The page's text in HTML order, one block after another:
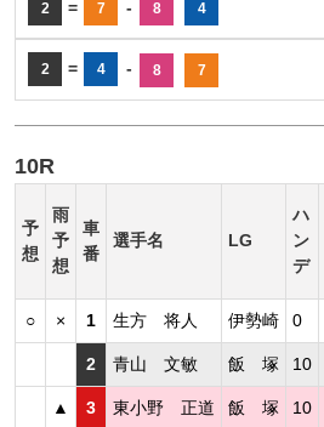
2 = 7 - 8 4
2 = 4 - 8 7
10R
予
想
雨
予
想
車
番
選手名 LG
ハ
ン
デ
○ × 1 生方 将人 伊勢崎 0
2 青山 文敏 飯 塚 10
▲ 3 東小野 正道 飯 塚 10